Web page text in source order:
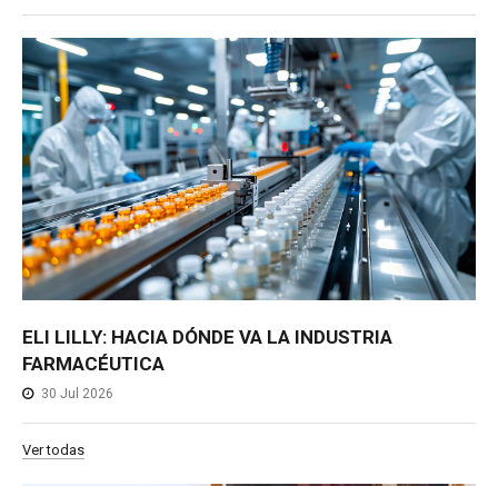
ELI LILLY: HACIA DÓNDE VA LA INDUSTRIA
FARMACÉUTICA
30 Jul 2026
Ver todas